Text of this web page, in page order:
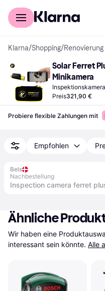
Für Shopper
Klarna/Shopping/
Solar Ferret
Minikamera
Preis321,90 €
Probiere flexible Zahlungen mit
Empfohlen
Bels
Nachbestellung
Inspection camera ferret
Ähnliche
Wir haben eine
interessant sein könnte. Alle